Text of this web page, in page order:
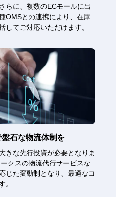
らに、複数のECモールに出
OMSとの連携により、在庫
してご対応いただけます。
石な物流体制を
きな先行投資が必要となりま
クスの物流代行サービスな
じた変動制となり、最適なコ
。